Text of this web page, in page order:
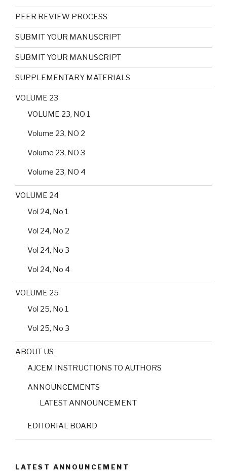
PEER REVIEW PROCESS
SUBMIT YOUR MANUSCRIPT
SUBMIT YOUR MANUSCRIPT
SUPPLEMENTARY MATERIALS
VOLUME 23
VOLUME 23, NO 1
Volume 23, NO 2
Volume 23, NO 3
Volume 23, NO 4
VOLUME 24
Vol 24, No 1
Vol 24, No 2
Vol 24, No 3
Vol 24, No 4
VOLUME 25
Vol 25, No 1
Vol 25, No 3
ABOUT US
AJCEM INSTRUCTIONS TO AUTHORS
ANNOUNCEMENTS
LATEST ANNOUNCEMENT
EDITORIAL BOARD
LATEST ANNOUNCEMENT